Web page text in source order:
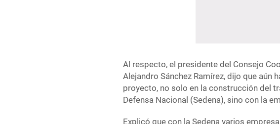
Al respecto, el presidente del Consejo
Alejandro Sánchez Ramírez, dijo que
proyecto, no solo en la construcción del
Defensa Nacional (Sedena), sino con la
Explicó que con la Sedena varios